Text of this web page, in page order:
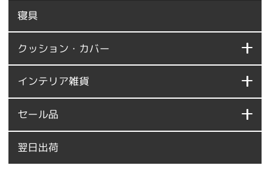
寝具
クッション・カバー
インテリア雑貨
セール品
翌日出荷